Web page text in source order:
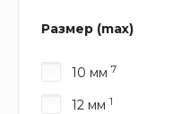
Размер (max)
10 мм 7
12 мм 1